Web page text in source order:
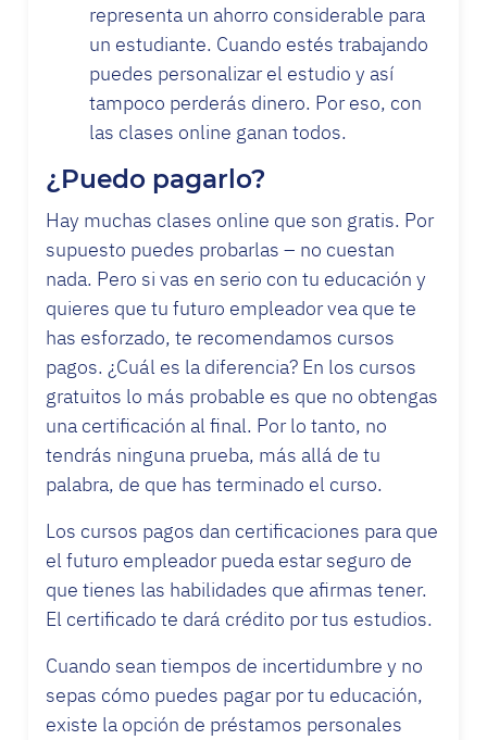
representa un ahorro considerable para
un estudiante. Cuando estés trabajando
puedes personalizar el estudio y así
tampoco perderás dinero. Por eso, con
las clases online ganan todos.
¿Puedo pagarlo?
Hay muchas clases online que son gratis. Por
supuesto puedes probarlas – no cuestan
nada. Pero si vas en serio con tu educación y
quieres que tu futuro empleador vea que te
has esforzado, te recomendamos cursos
pagos. ¿Cuál es la diferencia? En los cursos
gratuitos lo más probable es que no obtengas
una certificación al final. Por lo tanto, no
tendrás ninguna prueba, más allá de tu
palabra, de que has terminado el curso.
Los cursos pagos dan certificaciones para que
el futuro empleador pueda estar seguro de
que tienes las habilidades que afirmas tener.
El certificado te dará crédito por tus estudios.
Cuando sean tiempos de incertidumbre y no
sepas cómo puedes pagar por tu educación,
existe la opción de préstamos personales